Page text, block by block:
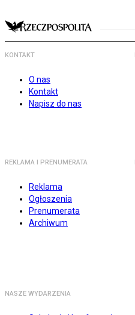
KONTAKT
O nas
Kontakt
Napisz do nas
REKLAMA I PRENUMERATA
Reklama
Ogłoszenia
Prenumerata
Archiwum
NASZE WYDARZENIA